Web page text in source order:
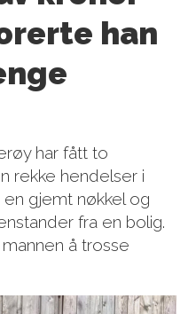
han
har fått to
rekke hendelser i
en gjemt nøkkel og
fra en bolig.
å trosse